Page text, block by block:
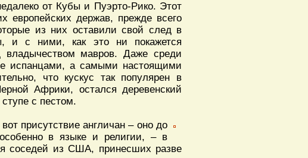
от Кубы и Пуэрто-Рико. Этот
европейских держав, прежде всего
из них оставили свой след в
и с ними, как это ни покажется
мавров. Даже среди
испанцами, а самыми настоящими
что кускус так популярен в
Африки, остался деревенский
с пестом.
присутствие англичан – оно до
в языке и религии, – в
соседей из США, принесших разве